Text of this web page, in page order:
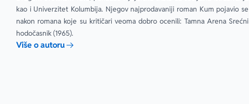
kao i Univerzitet Kolumbija. Njegov najprodavaniji roman Kum pojavio se
nakon romana koje su kritičari veoma dobro ocenili: Tamna Arena Srećni
hodočasnik (1965).
Više o autoru